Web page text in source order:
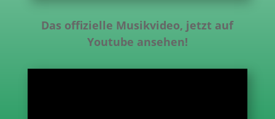
Das offizielle Musikvideo, jetzt auf
Youtube ansehen!